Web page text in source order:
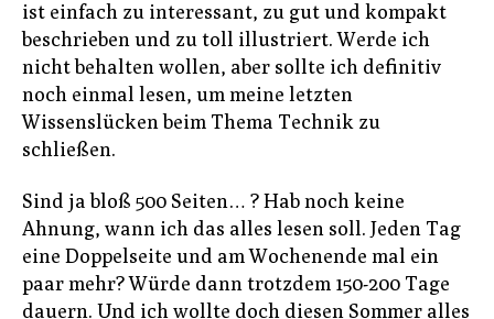
ist einfach zu interessant, zu gut und kompakt
beschrieben und zu toll illustriert. Werde ich
nicht behalten wollen, aber sollte ich definitiv
noch einmal lesen, um meine letzten
Wissenslücken beim Thema Technik zu
schließen.
Sind ja bloß 500 Seiten… ? Hab noch keine
Ahnung, wann ich das alles lesen soll. Jeden Tag
eine Doppelseite und am Wochenende mal ein
paar mehr? Würde dann trotzdem 150-200 Tage
dauern. Und ich wollte doch diesen Sommer alles